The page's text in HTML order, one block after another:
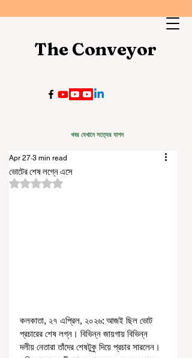
The Conveyor
খবর যেখানে সত্যের যাপন
ভোটের শেষ লগ্নে এসে
Apr 27 3 min read
Rated NaN out of 5 stars.
কলকাতা, ২৭ এপ্রিল, ২০২৬: আজই ছিল ভোট
প্রচারের শেষ লগ্ন। বিভিন্ন জায়গায় বিভিন্ন
দলীয় নেতারা তাঁদের শেষটুকু দিয়ে প্রচার সারলেন।